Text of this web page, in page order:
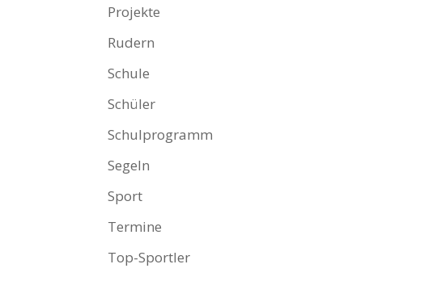
Projekte
Rudern
Schule
Schüler
Schulprogramm
Segeln
Sport
Termine
Top-Sportler